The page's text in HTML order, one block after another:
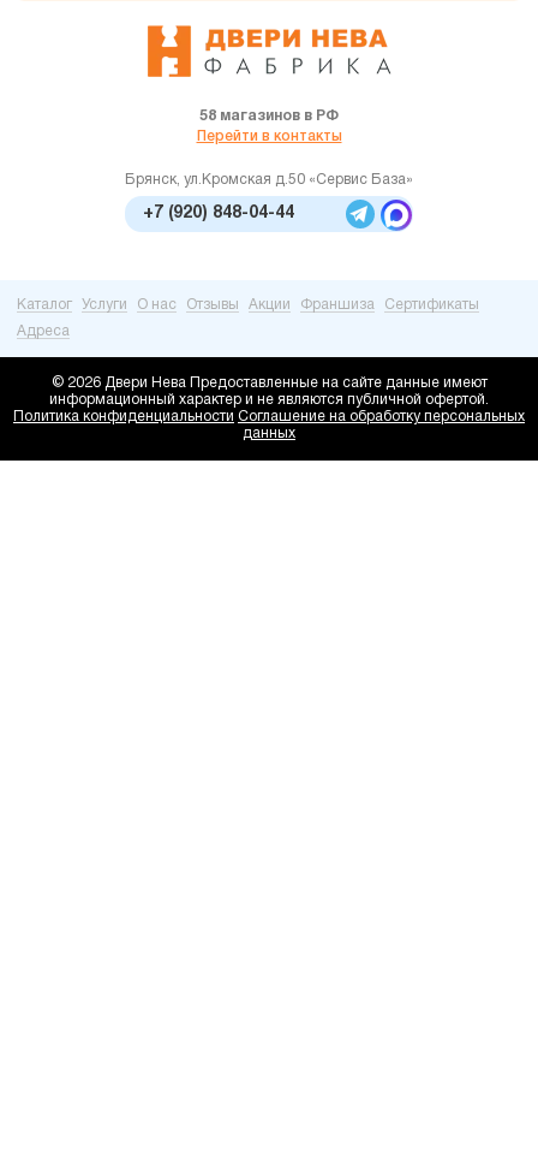
58 магазинов в РФ
Перейти в контакты
Брянск, ул.Кромская д.50 «Сервис База»
+7 (920) 848-04-44
Каталог Услуги О нас Отзывы Акции Франшиза
Сертификаты
Адреса
© 2026 Двери НеваПредоставленные на сайте данные имеют
информационный характер и не являются публичной офертой.
Политика конфиденциальности Соглашение на обработку персональных
данных